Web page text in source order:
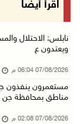
مستعمرون
07/آب/2026 01:38 م
مستعمرون
07/آب/2026 12:08 م
أسعار النفط
اقرأ أيضا
نابلس: الاحتلال
ويعتدون ع
07/08/2026 06:04 م
مستعمرون ينفذون
مناطق بمحافظة جن
07/08/2026 02:08 م